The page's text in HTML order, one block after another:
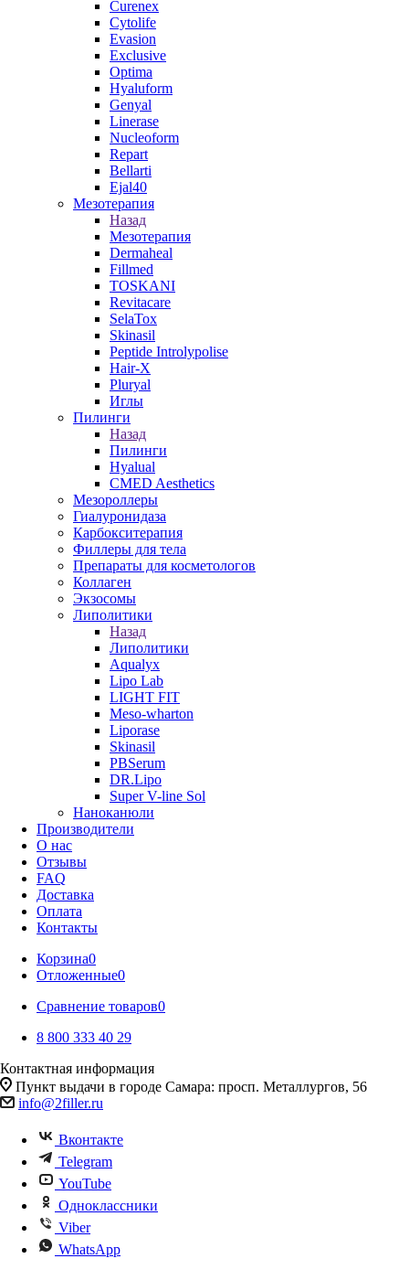
Curenex
Cytolife
Evasion
Exclusive
Optima
Hyaluform
Genyal
Linerase
Nucleoform
Repart
Bellarti
Ejal40
Мезотерапия
Назад
Мезотерапия
Dermaheal
Fillmed
TOSKANI
Revitacare
SelaTox
Skinasil
Peptide Introlypolise
Hair-X
Pluryal
Иглы
Пилинги
Назад
Пилинги
Hyalual
CMED Aesthetics
Мезороллеры
Гиалуронидаза
Карбокситерапия
Филлеры для тела
Препараты для косметологов
Коллаген
Экзосомы
Липолитики
Назад
Липолитики
Aqualyx
Lipo Lab
LIGHT FIT
Meso-wharton
Liporase
Skinasil
PBSerum
DR.Lipo
Super V-line Sol
Наноканюли
Производители
О нас
Отзывы
FAQ
Доставка
Оплата
Контакты
Корзина0
Отложенные0
Сравнение товаров0
8 800 333 40 29
Контактная информация
Пункт выдачи в городе Самара: просп. Металлургов, 56
info@2filler.ru
Вконтакте
Telegram
YouTube
Одноклассники
Viber
WhatsApp